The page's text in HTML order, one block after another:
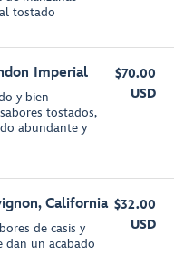
tostado
Imperial
y bien
tostados,
abundante y
$70.00
USD
California
de casis y
dan un acabado
$32.00
USD